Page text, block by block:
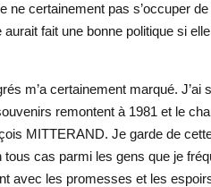
ne certainement pas s’occuper
fait une bonne politique si
m’a certainement marqué. J’ai
remontent à 1981 et le
MITTERAND. Je garde de
cas parmi les gens que je
avec les promesses et les